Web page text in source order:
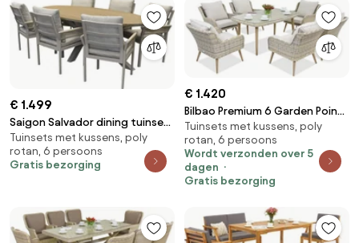
€ 1.499
Saigon Salvador dining tuinset
ovaal 220x115xH75 cm 7 delig
polywood zand
Tuinsets met kussens, poly
rotan, 6 persoons
Gratis bezorging
€ 1.420
Bilbao Premium 6 Garden Point
tuinmeubelzand
Tuinsets met kussens, poly
rotan, 6 persoons
Wordt verzonden over 5
dagen
Gratis bezorging